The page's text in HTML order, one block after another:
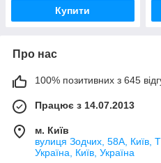
Купити
Про нас
100% позитивних з 645
Працює з 14.07.2013
м. Київ
вулиця Зодчих, 58А, Київ,
Україна, Київ, Україна